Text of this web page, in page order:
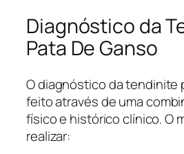
Diagnóstico da
Pata De Ganso
O diagnóstico da tendinite
feito através de uma
físico e histórico clínico. O
realizar: